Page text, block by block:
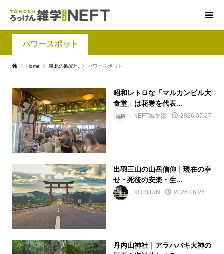
パワースポット
Home 東北の観光地 パワースポット
昭和レトロな「マルカンビル大
食堂」は花巻を代表...
NEFT編集部 2026.07.27
出羽三山の山岳信仰｜現在の幸
せ・死後の安楽・生...
NORIJUN 2026.06.26
丹内山神社｜アラハバキ大神の